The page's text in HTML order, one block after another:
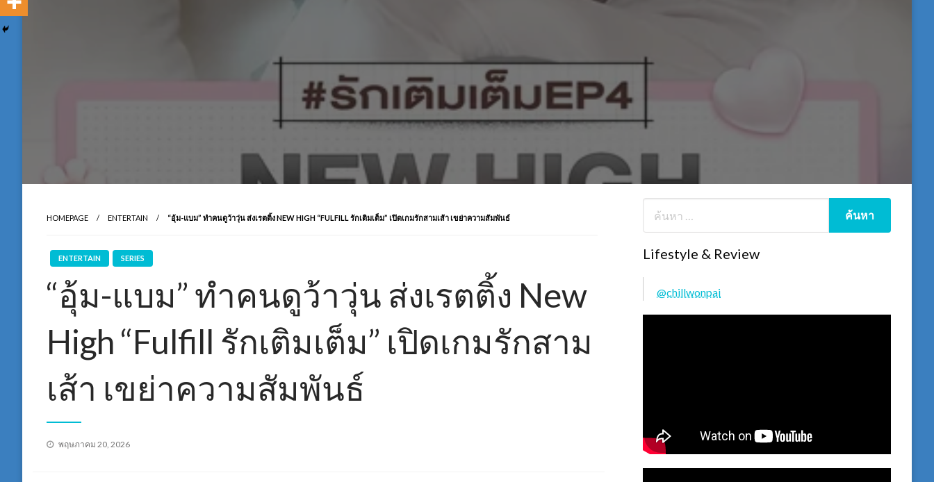
HOMEPAGE ENTERTAIN “อุ้ม-แบม” ทำคนดูว้าวุ่น ส่งเรตติ้ง NEW HIGH “FULFILL รักเติมเต็ม” เปิดเกมรักสามเส้า เขย่าความสัมพันธ์
ENTERTAIN SERIES
“อุ้ม-แบม” ทำคนดูว้าวุ่น ส่งเรตติ้ง New
High “Fulfill รักเติมเต็ม” เปิดเกมรักสาม
เส้า เขย่าความสัมพันธ์
Posted
พฤษภาคม 20, 2026
Lifestyle & Review
@chillwonpai